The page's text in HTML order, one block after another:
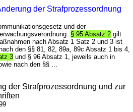
der Strafprozessordnung
und der
§ 95 Absatz 2 gilt
nach Absatz 1 Satz 2 und 3 ist
den §§ 81, 82, 89a, 89c Absatz 1 bis 4,
3 und § 96 Absatz 1, jeweils auch in
nach den §§ ...
der Strafprozessordnung und zur